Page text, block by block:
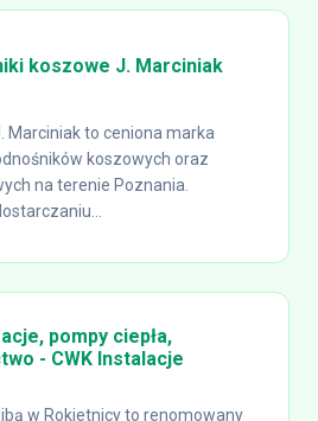
koszowe J. Marciniak
Marciniak to ceniona marka
koszowych oraz
na terenie Poznania.
pompy ciepła,
- CWK Instalacje
w Rokietnicy to renomowany